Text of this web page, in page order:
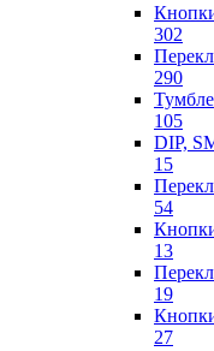
302
290
105
DIP,
15
54
13
19
27